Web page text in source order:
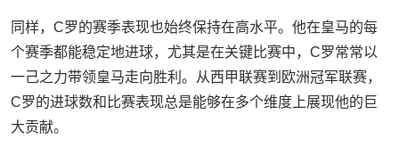
同样，C罗的赛季表现也始终保持在高水平。他在皇马的每
个赛季都能稳定地进球，尤其是在关键比赛中，C罗常常以
一己之力带领皇马走向胜利。从西甲联赛到欧洲冠军联赛，
C罗的进球数和比赛表现总是能够在多个维度上展现他的巨
大贡献。